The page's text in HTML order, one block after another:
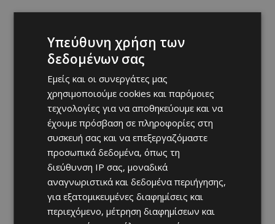
Υπεύθυνη χρήση των
δεδομένων σας
Εμείς και οι συνεργάτες μας
χρησιμοποιούμε cookies και παρόμοιες
τεχνολογίες για να αποθηκεύουμε και να
έχουμε πρόσβαση σε πληροφορίες στη
συσκευή σας και να επεξεργαζόμαστε
προσωπικά δεδομένα, όπως τη
διεύθυνση IP σας, μοναδικά
αναγνωριστικά και δεδομένα περιήγησης,
για εξατομικευμένες διαφημίσεις και
περιεχόμενο, μέτρηση διαφημίσεων και